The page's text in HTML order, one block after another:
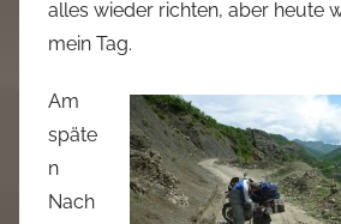
alles wieder richten, aber heute
mein Tag.
Am
späte
n
Nach